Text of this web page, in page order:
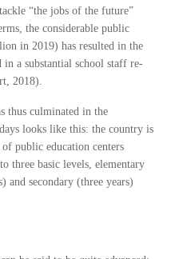
“the jobs of the future”
the considerable public
in 2019) has resulted in the
in a substantial school staff re-
2018).
thus culminated in the
looks like this: the country is
public education centers
three basic levels, elementary
and secondary (three years)